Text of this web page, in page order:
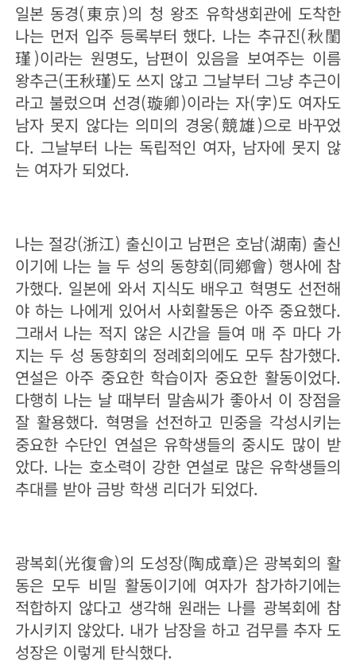
일본 동경(東京)의 청 왕조 유학생회관에 도착한
나는 먼저 입주 등록부터 했다. 나는 추규진(秋閨
瑾)이라는 원명도, 남편이 있음을 보여주는 이름
왕추근(王秋瑾)도 쓰지 않고 그날부터 그냥 추근이
라고 불렀으며 선경(璇卿)이라는 자(字)도 여자도
남자 못지 않다는 의미의 경웅(競雄)으로 바꾸었
다. 그날부터 나는 독립적인 여자, 남자에 못지 않
는 여자가 되었다.
나는 절강(浙江) 출신이고 남편은 호남(湖南) 출신
이기에 나는 늘 두 성의 동향회(同鄕會) 행사에 참
가했다. 일본에 와서 지식도 배우고 혁명도 선전해
야 하는 나에게 있어서 사회활동은 아주 중요했다.
그래서 나는 적지 않은 시간을 들여 매 주 마다 가
지는 두 성 동향회의 정례회의에도 모두 참가했다.
연설은 아주 중요한 학습이자 중요한 활동이었다.
다행히 나는 날 때부터 말솜씨가 좋아서 이 장점을
잘 활용했다. 혁명을 선전하고 민중을 각성시키는
중요한 수단인 연설은 유학생들의 중시도 많이 받
았다. 나는 호소력이 강한 연설로 많은 유학생들의
추대를 받아 금방 학생 리더가 되었다.
광복회(光復會)의 도성장(陶成章)은 광복회의 활
동은 모두 비밀 활동이기에 여자가 참가하기에는
적합하지 않다고 생각해 원래는 나를 광복회에 참
가시키지 않았다. 내가 남장을 하고 검무를 추자 도
성장은 이렇게 탄식했다.